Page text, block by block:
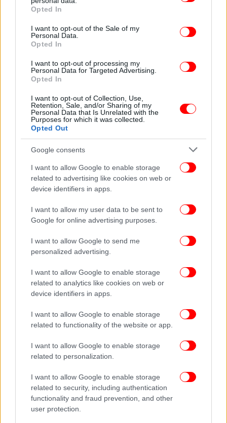
grant or deny consent to Google and its third-party tags to
use your data for below specified purposes in below Google
consent section.
Opted In
I want to opt-out of the Sale of my
Personal Data.
Opted In
I want to opt-out of processing my
Personal Data for Targeted Advertising.
Opted In
I want to opt-out of Collection, Use,
Retention, Sale, and/or Sharing of my
Personal Data that Is Unrelated with the
Purposes for which it was collected.
Opted Out
Google consents
I want to allow Google to enable storage
related to advertising like cookies on web or
device identifiers in apps.
I want to allow my user data to be sent to
Google for online advertising purposes.
I want to allow Google to send me
personalized advertising.
I want to allow Google to enable storage
related to analytics like cookies on web or
device identifiers in apps.
I want to allow Google to enable storage
related to functionality of the website or app.
I want to allow Google to enable storage
related to personalization.
I want to allow Google to enable storage
related to security, including authentication
functionality and fraud prevention, and other
user protection.
Ακολουθήστε το στο Google Newsκαι μάθετε
πρώτοι όλες τις ειδήσεις
Δείτε όλες τις τελευταίεςΕιδήσειςαπό την Ελλάδα και τον Κόσμο,
ΔΙΑΒΑΣΤΕ ΠΕΡΙΣΣΟΤΕΡΑ TWITTER